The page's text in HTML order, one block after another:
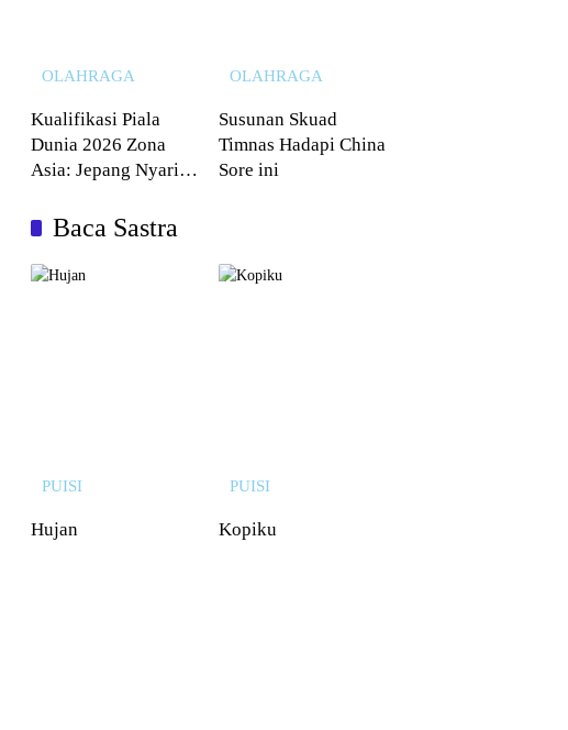
OLAHRAGA
Kualifikasi Piala
Dunia 2026 Zona
Asia: Jepang Nyaris
OLAHRAGA
Susunan Skuad
Timnas Hadapi China
Sore ini
Baca Sastra
PUISI
Hujan
PUISI
Kopiku